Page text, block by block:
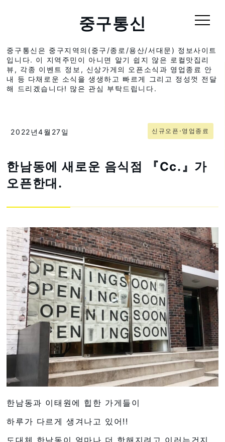
중구통신
중구통신은 중구지역의(중구/종로/용산/서대문) 정보사이트
입니다. 이 지역주민이 아니면 알기 쉽지 않은 로컬맛집리
뷰, 각종 이벤트 정보, 신상가게의 오픈소식과 영업종료 안
내 등 다채로운 소식을 생생하고 빠르게 그리고 정성껏 전달
해 드리겠습니다! 많은 관심 부탁드립니다.
2022년4월27일 신규오픈⋅영업종료
한남동에 새로운 음식점 『Cc.』가
오픈한대.
한남동과 이태원에 힙한 가게들이
하루가 다르게 생겨나고 있어!!
도대체 한남동이 얼마나 더 핫해지려고 이러는건지